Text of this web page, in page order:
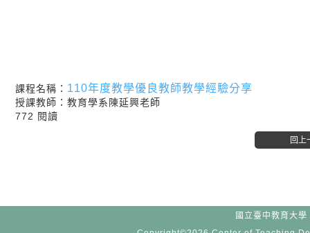
課程名稱： 110年度教學優良教師教學經驗分享
授課教師：教育學系陳延興老師
772 閱讀
國立臺中教育大